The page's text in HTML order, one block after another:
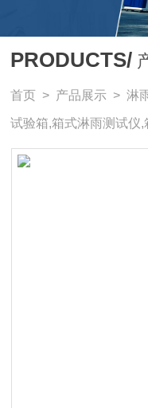
PRODUCTS/
首页 > 产品展示 >淋
试验箱,箱式淋雨测试仪